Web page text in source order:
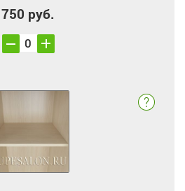
750 руб.